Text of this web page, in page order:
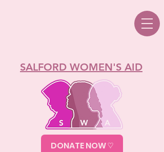
SALFORD WOMEN'S AID
DONATE NOW ♡